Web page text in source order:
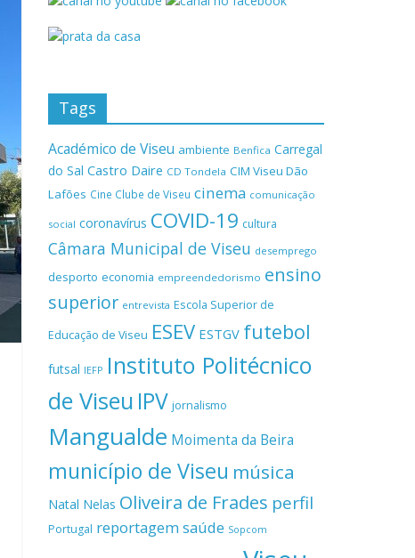
Tags
Académico de Viseu ambiente Benfica Carregal
do Sal Castro Daire CD Tondela CIM Viseu Dão
Lafões Cine Clube de Viseu cinema comunicação
social coronavírus COVID-19 cultura
Câmara Municipal de Viseu desemprego
desporto economia empreendedorismo ensino
superior entrevista Escola Superior de
Educação de Viseu ESEV ESTGV futebol
futsal IEFP Instituto Politécnico
de Viseu IPV jornalismo
Mangualde Moimenta da Beira
município de Viseu música
Natal Nelas Oliveira de Frades perfil
Portugal reportagemsaúde Sopcom